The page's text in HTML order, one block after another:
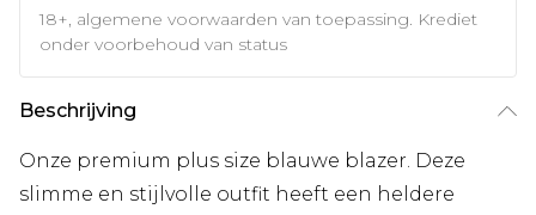
18+, algemene voorwaarden van toepassing. Krediet
onder voorbehoud van status
Beschrijving
Onze premium plus size blauwe blazer. Deze
slimme en stijlvolle outfit heeft een heldere